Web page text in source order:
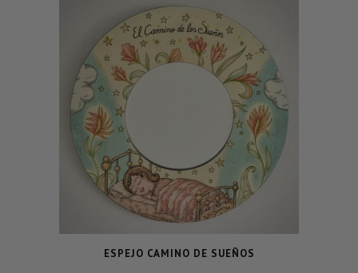
ESPEJO CAMINO DE SUEÑOS